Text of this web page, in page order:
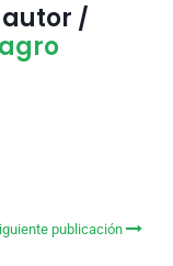
/
publicación